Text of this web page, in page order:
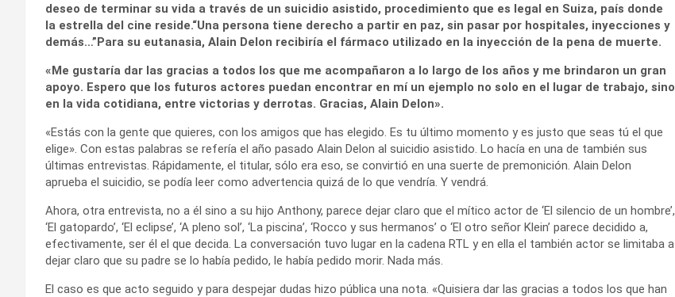
deseo de terminar su vida a través de un suicidio asistido, procedimiento que es legal en Suiza, país donde
la estrella del cine reside.“Una persona tiene derecho a partir en paz, sin pasar por hospitales, inyecciones y
demás…”Para su eutanasia, Alain Delon recibiría el fármaco utilizado en la inyección de la pena de muerte.
«Me gustaría dar las gracias a todos los que me acompañaron a lo largo de los años y me brindaron un gran
apoyo. Espero que los futuros actores puedan encontrar en mí un ejemplo no solo en el lugar de trabajo, sino
en la vida cotidiana, entre victorias y derrotas. Gracias, Alain Delon».
«Estás con la gente que quieres, con los amigos que has elegido. Es tu último momento y es justo que seas tú el que
elige». Con estas palabras se refería el año pasado Alain Delon al suicidio asistido. Lo hacía en una de también sus
últimas entrevistas. Rápidamente, el titular, sólo era eso, se convirtió en una suerte de premonición. Alain Delon
aprueba el suicidio, se podía leer como advertencia quizá de lo que vendría. Y vendrá.
Ahora, otra entrevista, no a él sino a su hijo Anthony, parece dejar claro que el mítico actor de ‘El silencio de un hombre’,
‘El gatopardo’, ‘El eclipse’, ‘A pleno sol’, ‘La piscina’, ‘Rocco y sus hermanos’ o ‘El otro señor Klein’ parece decidido a,
efectivamente, ser él el que decida. La conversación tuvo lugar en la cadena RTL y en ella el también actor se limitaba a
dejar claro que su padre se lo había pedido, le había pedido morir. Nada más.
El caso es que acto seguido y para despejar dudas hizo pública una nota. «Quisiera dar las gracias a todos los que han